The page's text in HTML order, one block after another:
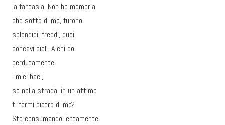
la fantasia. Non ho memoria
che sotto di me, furono
splendidi, freddi, quei
concavi cieli. A chi do
perdutamente
i miei baci,
se nella strada, in un attimo
ti fermi dietro di me?
Sto consumando lentamente